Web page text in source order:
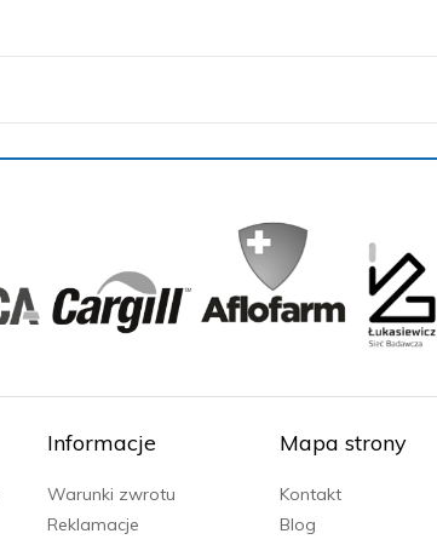
Informacje
Warunki zwrotu
Reklamacje
Mapa strony
Kontakt
Blog